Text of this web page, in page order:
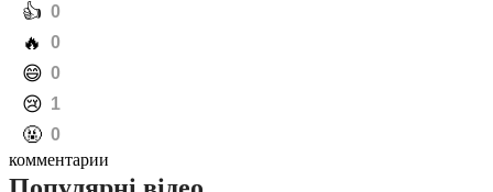
️👍 0
️🔥 0
️😄 0
️😢 1
️🤬 0
комментарии